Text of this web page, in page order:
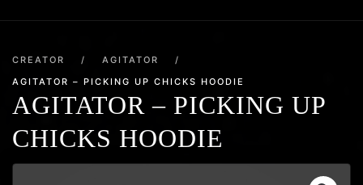
CREATOR / AGITATOR
/
AGITATOR – PICKING UP CHICKS HOODIE
AGITATOR – PICKING UP
CHICKS HOODIE